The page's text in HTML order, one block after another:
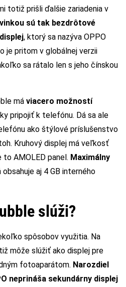
totiž prišli ďalšie zariadenia v
sú tak bezdrôtové
, ktorý sa nazýva OPPO
je pritom v globálnej verzii
sa rátalo len s jeho čínskou
má viacero možností
pripojiť k telefónu. Dá sa ale
ako štýlové príslušenstvo
Kruhový displej má veľkosť
to AMOLED panel. Maximálny
obsahuje aj 4 GB interného
slúži?
spôsobov využitia. Na
môže slúžiť ako displej pre
fotoaparátom. Narozdiel
neprináša sekundárny displej